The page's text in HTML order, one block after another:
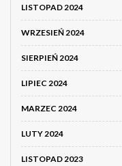
LISTOPAD 2024
WRZESIEŃ 2024
SIERPIEŃ 2024
LIPIEC 2024
MARZEC 2024
LUTY 2024
LISTOPAD 2023